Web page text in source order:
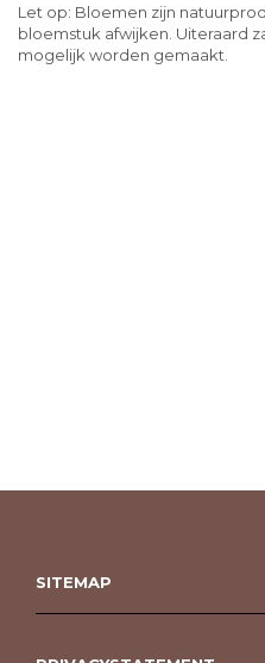
Let op: Bloemen zijn
bloemstuk afwijken. Uiteraard
mogelijk worden gemaakt.
SITEMAP